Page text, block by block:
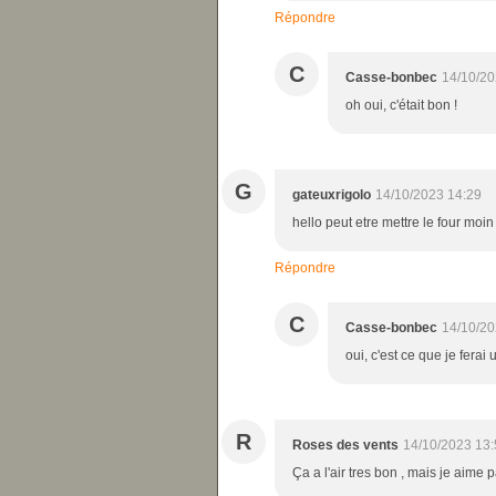
Répondre
C Casse-bonbec 14/10/
oh oui, c'était bon !
G gateuxrigolo 14/10/2023 14:29
hello peut etre mettre le four
Répondre
C Casse-bonbec 14/10/
oui, c'est ce que je ferai
R Roses des vents 14/10/2023
Ça a l'air tres bon , mais je aime